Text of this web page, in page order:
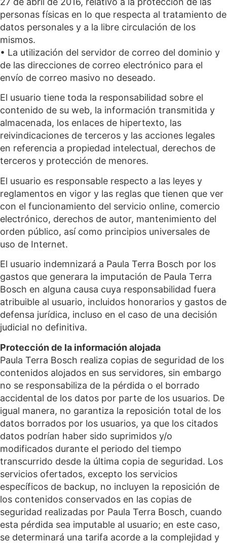
personas físicas en lo que respecta al tratamiento de
datos personales y a la libre circulación de los
mismos.
• La utilización del servidor de correo del dominio y
de las direcciones de correo electrónico para el
envío de correo masivo no deseado.
El usuario tiene toda la responsabilidad sobre el
contenido de su web, la información transmitida y
almacenada, los enlaces de hipertexto, las
reivindicaciones de terceros y las acciones legales
en referencia a propiedad intelectual, derechos de
terceros y protección de menores.
El usuario es responsable respecto a las leyes y
reglamentos en vigor y las reglas que tienen que ver
con el funcionamiento del servicio online, comercio
electrónico, derechos de autor, mantenimiento del
orden público, así como principios universales de
uso de Internet.
El usuario indemnizará a Paula Terra Bosch por los
gastos que generara la imputación de Paula Terra
Bosch en alguna causa cuya responsabilidad fuera
atribuible al usuario, incluidos honorarios y gastos de
defensa jurídica, incluso en el caso de una decisión
judicial no definitiva.
Protección de la información alojada
Paula Terra Bosch realiza copias de seguridad de los
contenidos alojados en sus servidores, sin embargo
no se responsabiliza de la pérdida o el borrado
accidental de los datos por parte de los usuarios. De
igual manera, no garantiza la reposición total de los
datos borrados por los usuarios, ya que los citados
datos podrían haber sido suprimidos y/o
modificados durante el periodo del tiempo
transcurrido desde la última copia de seguridad. Los
servicios ofertados, excepto los servicios
específicos de backup, no incluyen la reposición de
los contenidos conservados en las copias de
seguridad realizadas por Paula Terra Bosch, cuando
esta pérdida sea imputable al usuario; en este caso,
se determinará una tarifa acorde a la complejidad y